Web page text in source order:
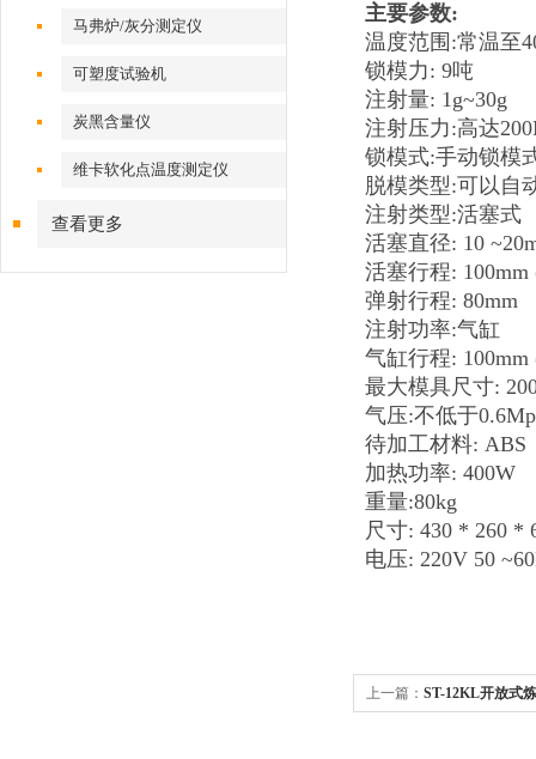
马弗炉/灰分测定仪
可塑度试验机
炭黑含量仪
维卡软化点温度测定仪
查看更多
主要参数:
温度范围:常温至
锁模力: 9吨
注射量: 1g~30g
注射压力:高达
锁模式:手动锁模
脱模类型:可以自
注射类型:活塞式
活塞直径: 10
活塞行程:
弹射行程: 80mm
注射功率:气缸
气缸行程:
最大模具尺寸:
气压:不低于
待加工材料: ABS
加热功率: 400W
重量:80kg
尺寸: 430 * 260 *
电压: 220V 50
上一篇： ST-12KL开放式